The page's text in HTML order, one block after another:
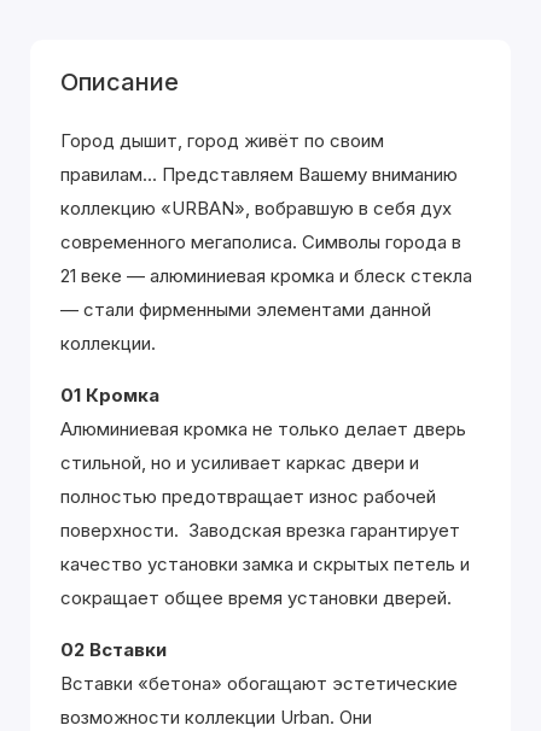
Описание
Город дышит, город живёт по своим
правилам... Представляем Вашему вниманию
коллекцию «URBAN», вобравшую в себя дух
современного мегаполиса. Символы города в
21 веке — алюминиевая кромка и блеск стекла
— стали фирменными элементами данной
коллекции.
01 Кромка
Алюминиевая кромка не только делает дверь
стильной, но и усиливает каркас двери и
полностью предотвращает износ рабочей
поверхности. Заводская врезка гарантирует
качество установки замка и скрытых петель и
сокращает общее время установки дверей.
02 Вставки
Вставки «бетона» обогащают эстетические
возможности коллекции Urban. Они